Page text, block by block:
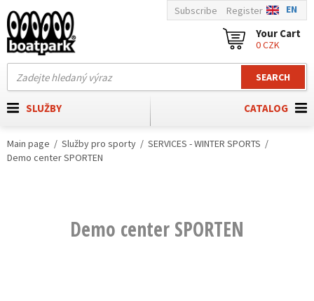
SEARCH
Subscribe Register EN
Your Cart
0 CZK
CATALOG
SLUŽBY
Main page Služby pro sporty
SERVICES - WINTER SPORTS
Demo center SPORTEN
Demo center SPORTEN